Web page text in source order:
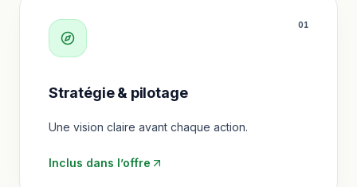
01
Stratégie & pilotage
Une vision claire avant chaque action.
Inclus dans l’offre